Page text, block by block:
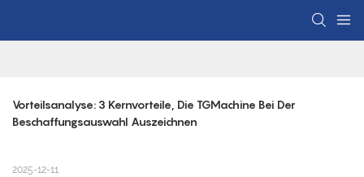
Vorteilsanalyse: 3 Kernvorteile, Die TGMachine Bei Der
Beschaffungsauswahl Auszeichnen
2025-12-11